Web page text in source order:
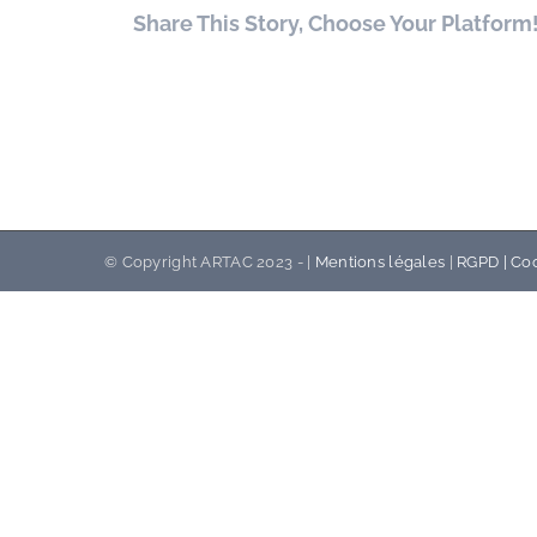
Share This Story, Choose Your Platform!
© Copyright ARTAC 2023 - | Mentions légales RGPD |